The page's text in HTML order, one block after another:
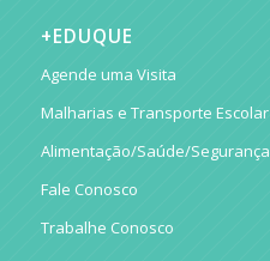
+EDUQUE
Agende uma Visita
Malharias e Transporte Escolar
Alimentação/Saúde/Segurança
Fale Conosco
Trabalhe Conosco